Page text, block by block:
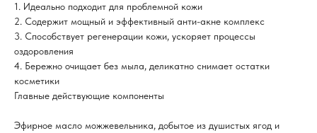
1. Идеально подходит для проблемной кожи
2. Содержит мощный и эффективный анти-акне комплекс
3. Способствует регенерации кожи, ускоряет процессы
оздоровления
4. Бережно очищает без мыла, деликатно снимает остатки
косметики
Главные действующие компоненты
Эфирное масло можжевельника, добытое из душистых ягод и